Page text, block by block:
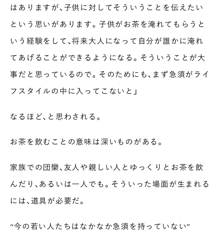
はありますが、子供に対してそういうことを伝えたい
という思いがあります。子供がお茶を淹れてもらうと
いう経験をして、将来大人になって自分が誰かに淹れ
てあげることができるようになる。そういうことが大
事だと思っているので。そのためにも、まず急須がライ
フスタイルの中に入ってこないと」
なるほど、と思わされる。
お茶を飲むことの意味は深いものがある。
家族での団欒、友人や親しい人とゆっくりとお茶を飲
んだり、あるいは一人でも。そういった場面が生まれる
には、道具が必要だ。
“今の若い人たちはなかなか急須を持っていない”